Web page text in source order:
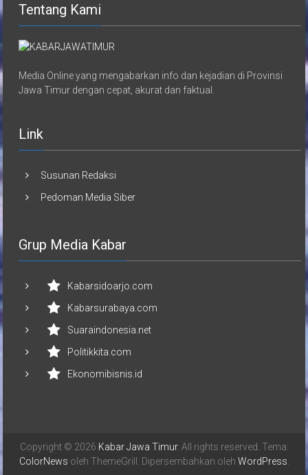
Tentang Kami
Media Online yang mengabarkan info dan kejadian di Provinsi
Jawa Timur dengan cepat, akurat dan faktual.
Link
Susunan Redaksi
Pedoman Media Siber
Grup Media Kabar
Kabarsidoarjo.com
Kabarsurabaya.com
Suaraindonesia.net
Politikkita.com
Ekonomibisnis.id
Copyright © 2026 Kabar Jawa Timur. All rights reserved. Tema:
ColorNews oleh ThemeGrill. Dipersembahkan oleh WordPress.